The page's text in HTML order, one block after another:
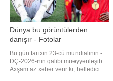
Dünya bu görüntülərdən
danışır - Fotolar
Bu gün tarixin 23-cü mundialının -
DÇ-2026-nın qalibi müəyyənləşib.
Axşam.az xəbər verir ki, həlledici